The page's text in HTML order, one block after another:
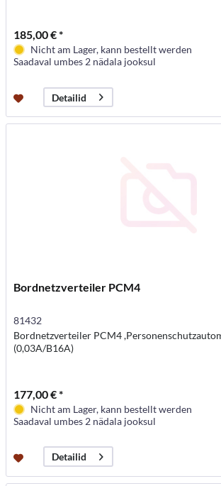
185,00 € *
Nicht am Lager, kann bestellt werden
Saadaval umbes 2 nädala jooksul
Detailid
Bordnetzverteiler PCM4
81432
Bordnetzverteiler PCM4
(0,03A/B16A)
177,00 € *
Nicht am Lager, kann bestellt werden
Saadaval umbes 2 nädala jooksul
Detailid